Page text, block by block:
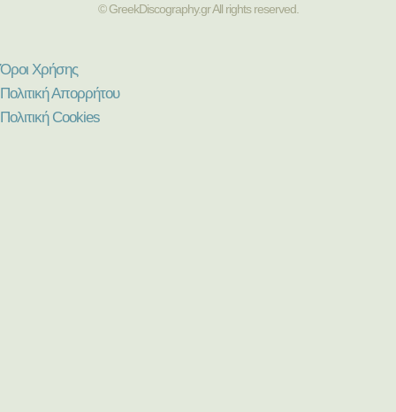
© GreekDiscography.gr All rights reserved.
Όροι Χρήσης
Πολιτική Απορρήτου
Πολιτική Cookies